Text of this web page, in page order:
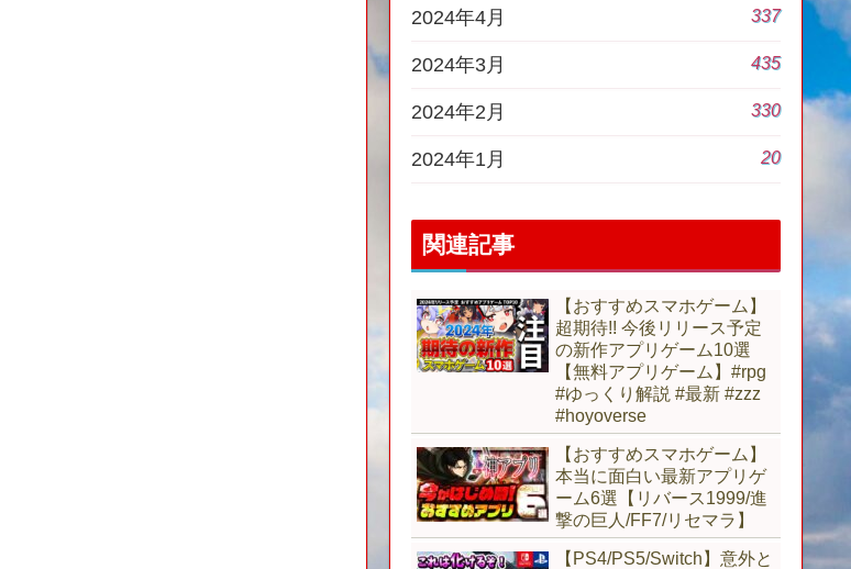
2024年4月 337
2024年3月 435
2024年2月 330
2024年1月 20
関連記事
【おすすめスマホゲーム】
超期待!! 今後リリース予定
の新作アプリゲーム10選
【無料アプリゲーム】#rpg
#ゆっくり解説 #最新 #zzz
#hoyoverse
【おすすめスマホゲーム】
本当に面白い最新アプリゲ
ーム6選【リバース1999/進
撃の巨人/FF7/リセマラ】
【PS4/PS5/Switch】意外と